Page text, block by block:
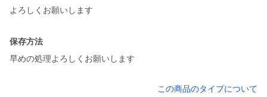
よろしくお願いします
保存方法
早めの処理よろしくお願いします
この商品のタイプについて